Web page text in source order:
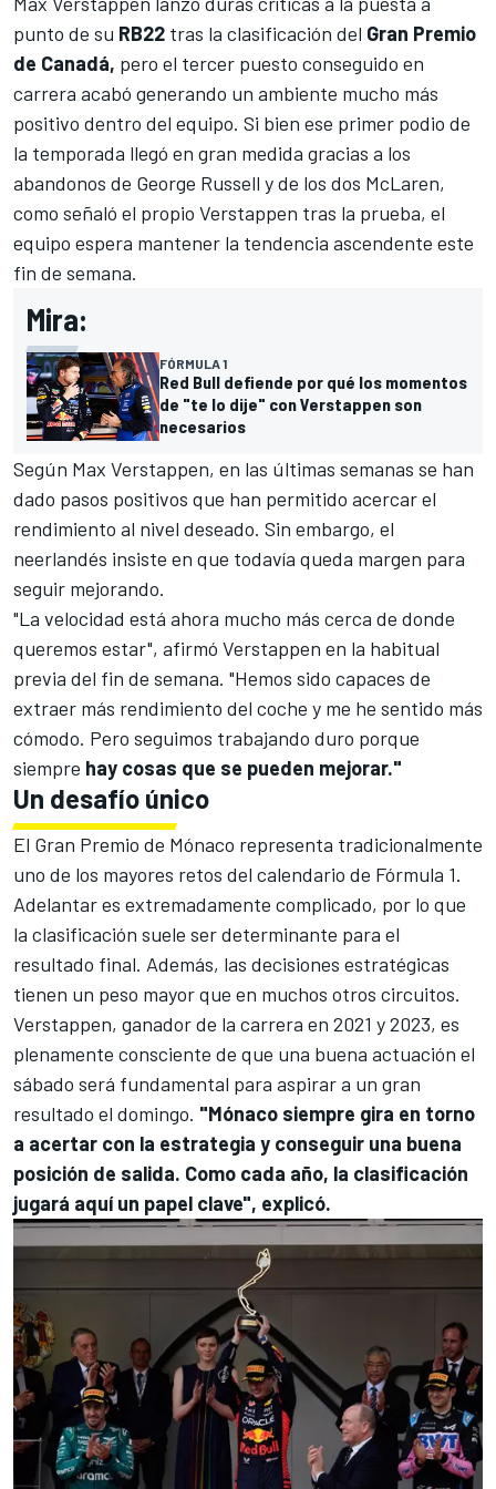
punto de su RB22 tras la clasificación del Gran Premio
de Canadá, pero el tercer puesto conseguido en
carrera acabó generando un ambiente mucho más
positivo dentro del equipo. Si bien ese primer podio de
la temporada llegó en gran medida gracias a los
abandonos de George Russell y de los dos McLaren,
como señaló el propio Verstappen tras la prueba, el
equipo espera mantener la tendencia ascendente este
fin de semana.
Mira:
FÓRMULA 1
Red Bull defiende por qué los momentos
de "te lo dije" con Verstappen son
necesarios
Según Max Verstappen, en las últimas semanas se han
dado pasos positivos que han permitido acercar el
rendimiento al nivel deseado. Sin embargo, el
neerlandés insiste en que todavía queda margen para
seguir mejorando.
"La velocidad está ahora mucho más cerca de donde
queremos estar", afirmó Verstappen en la habitual
previa del fin de semana. "Hemos sido capaces de
extraer más rendimiento del coche y me he sentido más
cómodo. Pero seguimos trabajando duro porque
siempre hay cosas que se pueden mejorar."
Un desafío único
El Gran Premio de Mónaco representa tradicionalmente
uno de los mayores retos del calendario de Fórmula 1.
Adelantar es extremadamente complicado, por lo que
la clasificación suele ser determinante para el
resultado final. Además, las decisiones estratégicas
tienen un peso mayor que en muchos otros circuitos.
Verstappen, ganador de la carrera en 2021 y 2023, es
plenamente consciente de que una buena actuación el
sábado será fundamental para aspirar a un gran
resultado el domingo. "Mónaco siempre gira en torno
a acertar con la estrategia y conseguir una buena
posición de salida. Como cada año, la clasificación
jugará aquí un papel clave", explicó.